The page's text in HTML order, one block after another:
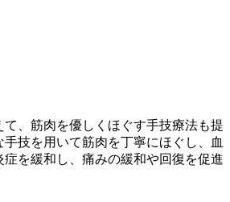
て、筋肉を優しくほぐす手技療法も提
技を用いて筋肉を丁寧にほぐし、血
を緩和し、痛みの緩和や回復を促進